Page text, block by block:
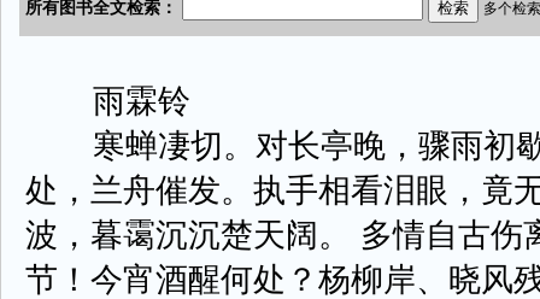
雨霖铃
寒蝉凄切。对长亭晚，骤雨初
处，兰舟催发。执手相看泪眼，竟
波，暮霭沉沉楚天阔。 多情自古伤
节！今宵酒醒何处？杨柳岸、晓风